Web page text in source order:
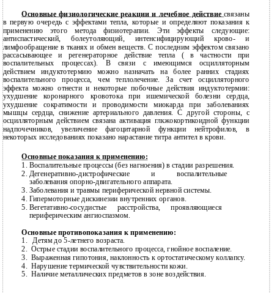
Основные физиологические реакции и лечебное действиесвязаны
в первую очередь с эффектами тепла, которые и определяют показания к
применению этого метода физиотерапии. Эти эффекты следующие:
антиспастический, болеутоляющий, интенсифицирующий крово- и
лимфообращение в тканях и обмен веществ. С последним эффектом связано
рассасывающее и регенераторное действие тепла ( в частности при
воспалительных процессах). В связи с имеющимся осцилляторным
действием индуктотермию можно назначать на более ранних стадиях
воспалительного процесса, чем теплолечение. За счет осцилляторного
эффекта можно отнести и некоторые побочные действия индуктотермии:
ухудшение коронарного кровотока при ишемической болезни сердца,
ухудшение сократимости и проводимости миокарда при заболеваниях
мышцы сердца, снижение артериального давления. С другой стороны, с
осцилляторным действием связана активация глкжокортикоидной функции
надпочечников, увеличение фагоцитарной функции нейтрофилов, в
некоторых исследованиях показано нарастание титра антител в крови.
Основные показания к применению:
1. Воспалительные процессы (без нагноения) в стадии разрешения.
2. Дегенеративно-дистрофические и воспалительные
заболевания опорно-двигательного аппарата.
3. Заболевания и травмы периферической нервной системы.
4. Гипермоторные дискинезии внутренних органов.
5. Вегетативно-сосудистые расстройства, проявляющиеся
периферическим ангиоспазмом.
Основные противопоказания к применению:
1.
Детям до5-летнего возраста.
2. Острые стадии воспалительного процесса, гнойное воспаление.
3. Выраженная гипотония, наклонность к ортостатическому коллапсу.
4. Нарушение термической чувствительности кожи.
5. Наличие металлических предметов в зоне воздействия.